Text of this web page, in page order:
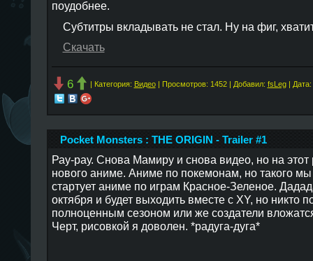
поудобнее.
Субтитры вкладывать не стал. Ну на фиг,
Скачать
6 | Категория: Видео| Просмотров: 1452 | Добавил: fsLeg| Дата:
Pocket Monsters : THE ORIGIN - Trailer #1
Рау-рау. Снова Мамиру и снова видео, но на
нового аниме. Аниме по покемонам, но такого
стартует аниме по играм Красное-Зеленое.
октября и будет выходить вместе с XY, но никто
полноценным сезоном или же создатели
Черт, рисовкой я доволен. *радуга-дуга*